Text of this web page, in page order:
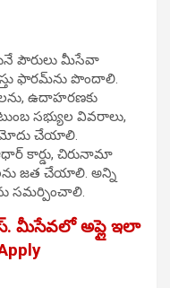
పౌరులు మీసేవా
ఫారమ్‌ను పొందాలి.
ఉదాహరణకు
సభ్యుల వివరాలు,
చేయాలి.
కార్డు, చిరునామా
జత చేయాలి. అన్ని
సమర్పించాలి.
మీసేవలో అప్లై ఇలా